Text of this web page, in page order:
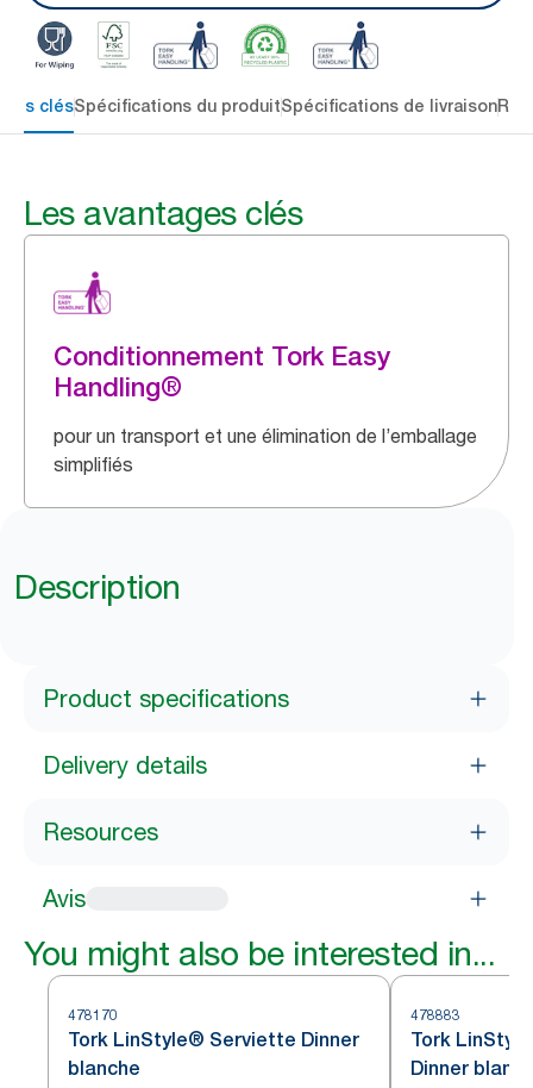
clésSpécifications du produitSpécifications de livraison
Les avantages clés
Conditionnement Tork Easy
Handling®
pour un transport et une élimination de l’emballage
simplifiés
Description
Product specifications
Delivery details
Resources
Avis
You might also be interested in...
478170
Tork LinStyle® Serviette Dinner
blanche
478883
Tork
Dinner